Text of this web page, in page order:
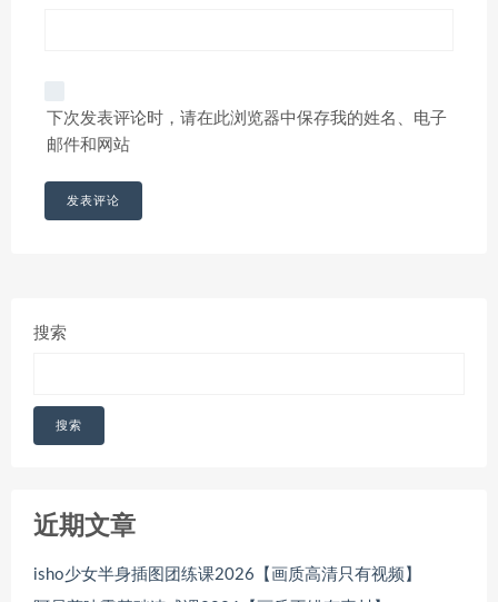
下次发表评论时，请在此浏览器中保存我的姓名、电子
邮件和网站
搜索
搜索
近期文章
isho少女半身插图团练课2026【画质高清只有视频】